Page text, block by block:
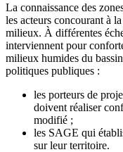
La connaissance des
les acteurs concourant à
milieux. À différentes
interviennent pour
milieux humides du
politiques publiques :
les porteurs de
doivent réaliser
modifié ;
les SAGE qui
sur leur territoire.